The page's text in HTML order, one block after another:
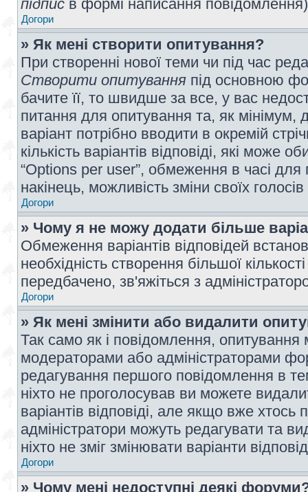
підпис в формі написання
Догори
» Як мені створити опитування?
При створенні нової теми чи під час
Створити опитування під основною
бачите її, то швидше за все, у вас
питання для опитування та, як мінімум,
варіант потрібно вводити в окремій
кількість варіантів відповіді, які може
“Options per user”, обмеження в часі для
накінець, можливість зміни своїх
Догори
» Чому я не можу додати більше
Обмеження варіантів відповідей
необхідність створення більшої
передбачено, зв'яжіться з
Догори
» Як мені змінити або видалити
Так само як і повідомлення,
модераторами або адміністраторами
редагування першого повідомлення в
ніхто не проголосував ви можете
варіантів відповіді, але якщо вже
адміністратори можуть редагувати та
ніхто не зміг змінювати варіанти
Догори
» Чому мені недоступні деякі